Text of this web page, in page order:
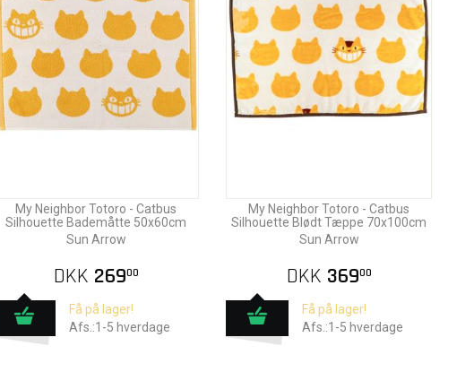
My Neighbor Totoro - Catbus
Silhouette Bademåtte 50x60cm
Sun Arrow
DKK 26900
Få på lager!
Afs.:1-5 hverdage
My Neighbor Totoro - Catbus
Silhouette Blødt Tæppe 70x100cm
Sun Arrow
DKK 36900
Få på lager!
Afs.:1-5 hverdage